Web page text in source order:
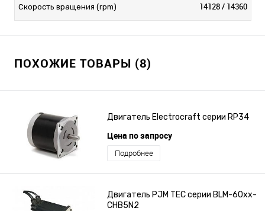
Скорость вращения (rpm) 14128 / 14360
ПОХОЖИЕ ТОВАРЫ (8)
Двигатель Electrocraft серии RP34
Цена по запросу
Подробнее
Двигатель PJM TEC серии BLM-60xx-
CHB5N2